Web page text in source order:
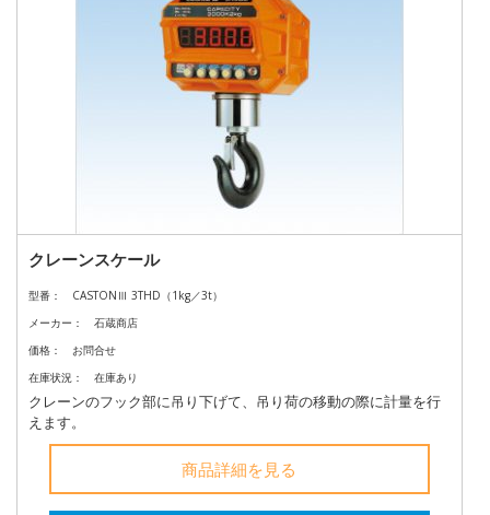
クレーンスケール
型番：
CASTONⅢ 3THD（1kg／3t）
メーカー：
石蔵商店
価格：
お問合せ
在庫状況：
在庫あり
クレーンのフック部に吊り下げて、吊り荷の移動の際に計量を行
えます。
商品詳細を見る